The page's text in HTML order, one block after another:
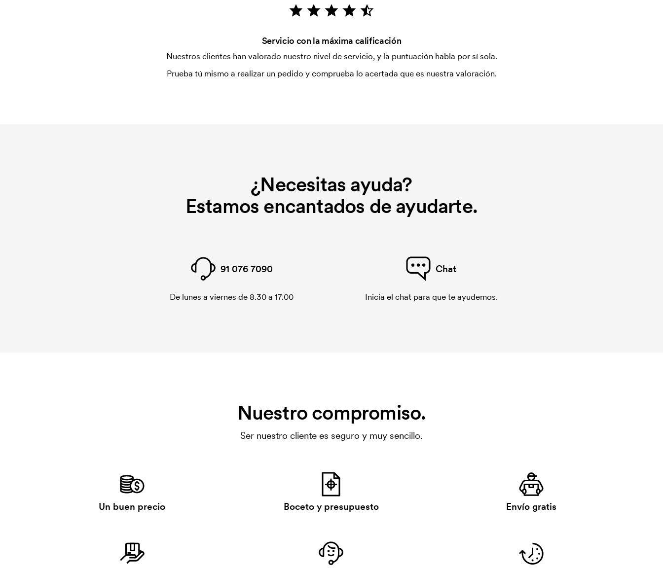
Servicio con la máxima calificación
Nuestros clientes han valorado nuestro nivel de servicio, y la puntuación habla por sí sola.
Prueba tú mismo a realizar un pedido y comprueba lo acertada que es nuestra valoración.
¿Necesitas ayuda?
Estamos encantados de ayudarte.
91 076 7090
De lunes a viernes de 8.30 a 17.00
Chat
Inicia el chat para que te ayudemos.
Nuestro compromiso.
Ser nuestro cliente es seguro y muy sencillo.
Un buen precio Boceto y presupuesto Envío gratis